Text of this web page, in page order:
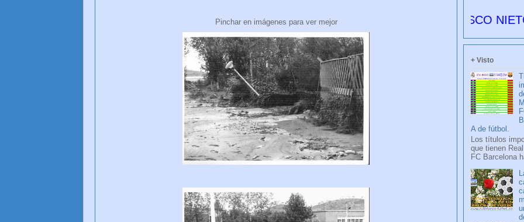
Pinchar en imágenes para ver mejorCULIBLANCO por FRANCISCO NIETO
+ Visto
A de fútbol.
Los títulos
que tienen
FC Barcelona